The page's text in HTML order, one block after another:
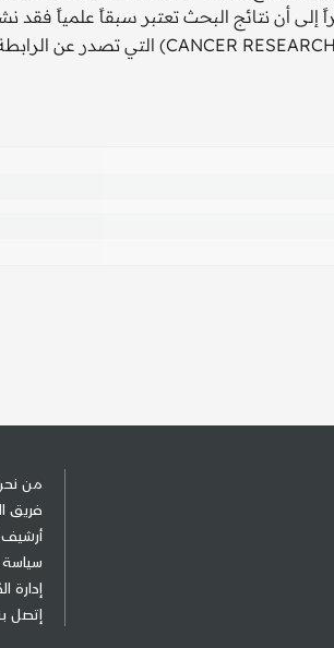
إلى أن نتائج البحث تعتبر سبقاً علمياً
من
فريق
أرشيف
إدارة
إتصل